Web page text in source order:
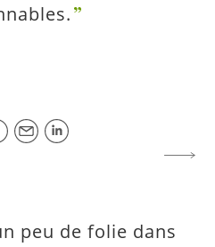
peu de folie dans